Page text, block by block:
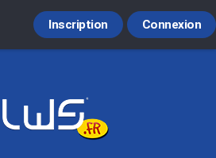
Connexion
Inscription